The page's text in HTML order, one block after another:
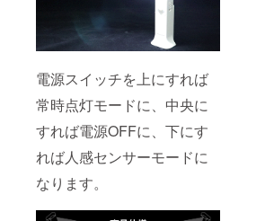
電源スイッチを上にすれば
常時点灯モードに、中央に
すれば電源OFFに、下にす
れば人感センサーモードに
なります。